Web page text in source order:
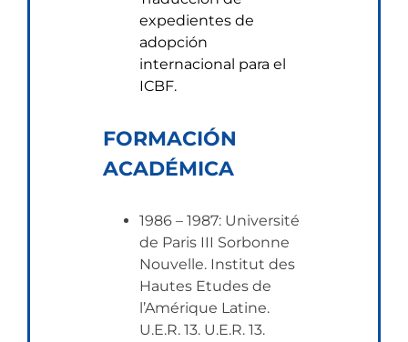
expedientes de
adopción
internacional para el
ICBF.
FORMACIÓN
ACADÉMICA
1986 – 1987: Université
de Paris III Sorbonne
Nouvelle. Institut des
Hautes Etudes de
l’Amérique Latine.
U.E.R. 13. U.E.R. 13.